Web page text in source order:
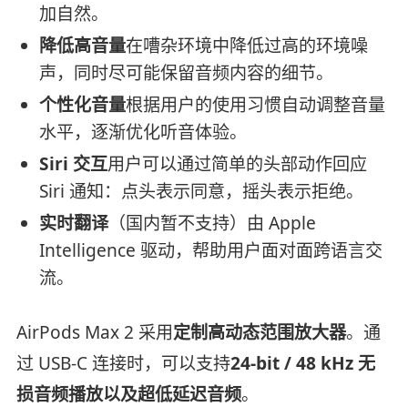
加自然。
降低高音量在嘈杂环境中降低过高的环境噪
声，同时尽可能保留音频内容的细节。
个性化音量根据用户的使用习惯自动调整音量
水平，逐渐优化听音体验。
Siri 交互用户可以通过简单的头部动作回应
Siri 通知：点头表示同意，摇头表示拒绝。
实时翻译（国内暂不支持）由 Apple
Intelligence 驱动，帮助用户面对面跨语言交
流。
AirPods Max 2 采用定制高动态范围放大器。通
过 USB-C 连接时，可以支持24-bit / 48 kHz 无
损音频播放以及超低延迟音频。